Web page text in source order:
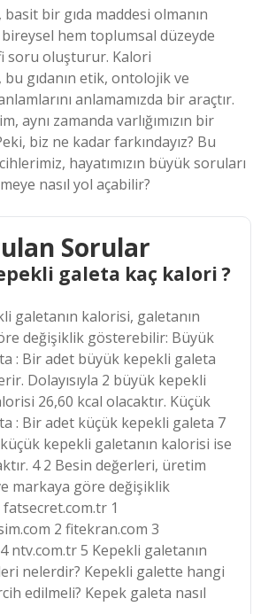
bir gıda maddesi olmanın
hem toplumsal düzeyde
soru oluşturur. Kalori
bu gıdanın etik, ontolojik ve
anlamamızda bir araçtır.
aynı zamanda varlığımızın bir
biz ne kadar farkındayız? Bu
hayatımızın büyük soruları
nasıl yol açabilir?
Sorular
galeta kaç kalori ?
galetanın kalorisi, galetanın
değişiklik gösterebilir: Büyük
: Bir adet büyük kepekli galeta
Dolayısıyla 2 büyük kepekli
26,60 kcal olacaktır. Küçük
: Bir adet küçük kepekli galeta 7
kepekli galetanın kalorisi ise
4 2 Besin değerleri, üretim
markaya göre değişiklik
1
2 fitekran.com 3
ntv.com.tr 5 Kepekli galetanın
nelerdir? Kepekli galette hangi
edilmeli? Kepek galeta nasıl